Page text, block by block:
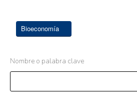
Bioeconomía
Nombre o palabra clave